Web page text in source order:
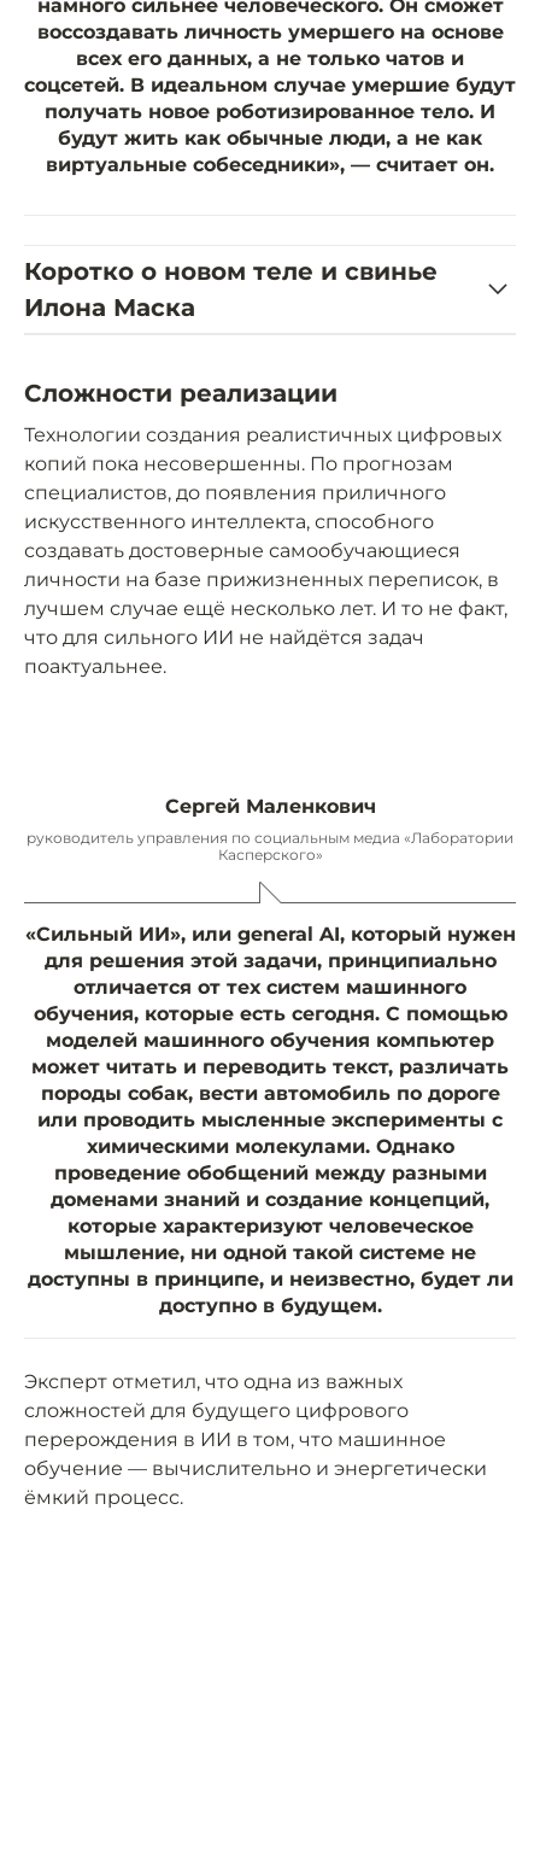
намного сильнее человеческого. Он сможет
воссоздавать личность умершего на основе
всех его данных, а не только чатов и
соцсетей. В идеальном случае умершие будут
получать новое роботизированное тело. И
будут жить как обычные люди, а не как
виртуальные собеседники», — считает он.
Коротко о новом теле и свинье
Илона Маска
Сложности реализации
Технологии создания реалистичных цифровых
копий пока несовершенны. По прогнозам
специалистов, до появления приличного
искусственного интеллекта, способного
создавать достоверные самообучающиеся
личности на базе прижизненных переписок, в
лучшем случае ещё несколько лет. И то не факт,
что для сильного ИИ не найдётся задач
поактуальнее.
Сергей Маленкович
руководитель управления по социальным медиа «Лаборатории
Касперского»
«Сильный ИИ», или general AI, который нужен
для решения этой задачи, принципиально
отличается от тех систем машинного
обучения, которые есть сегодня. С помощью
моделей машинного обучения компьютер
может читать и переводить текст, различать
породы собак, вести автомобиль по дороге
или проводить мысленные эксперименты с
химическими молекулами. Однако
проведение обобщений между разными
доменами знаний и создание концепций,
которые характеризуют человеческое
мышление, ни одной такой системе не
доступны в принципе, и неизвестно, будет ли
доступно в будущем.
Эксперт отметил, что одна из важных
сложностей для будущего цифрового
перерождения в ИИ в том, что машинное
обучение — вычислительно и энергетически
ёмкий процесс.